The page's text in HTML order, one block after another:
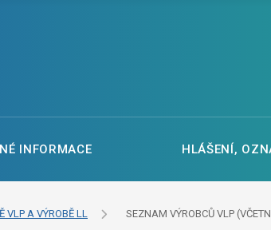
INFORMACE HLÁŠENÍ,
VLP A VÝROBĚ LL SEZNAM VÝROBCŮ VLP